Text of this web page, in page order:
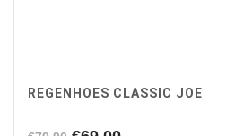
REGENHOES CLASSIC JOE